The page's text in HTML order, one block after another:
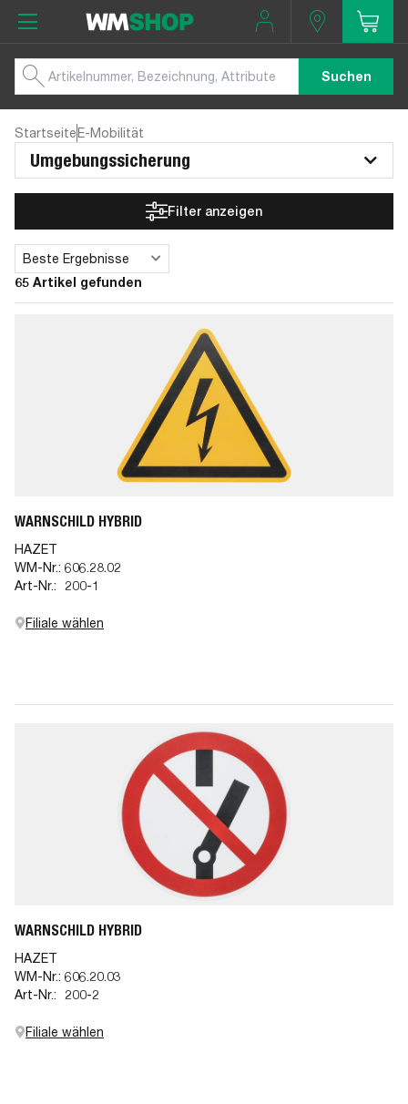
Suchen
StartseiteE-Mobilität
Umgebungssicherung
Filter anzeigen
65 Artikel gefunden
Sortieren
Beste Ergebnisse
WARNSCHILD HYBRID
HAZET
WM-Nr.: 606.28.02
Art-Nr.:
200-1
Filiale wählen
WARNSCHILD HYBRID
HAZET
WM-Nr.: 606.20.03
Art-Nr.:
200-2
Filiale wählen